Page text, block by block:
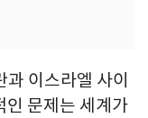
이스라엘 사이
인 문제는 세계가